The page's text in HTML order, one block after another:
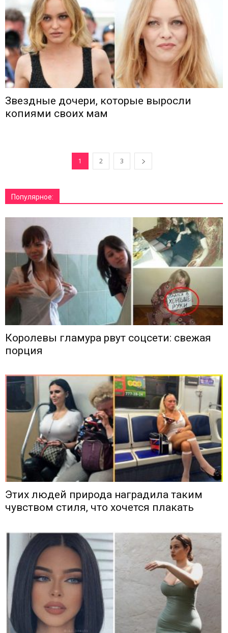
Звездные дочери, которые выросли
копиями своих мам
1 2 3
Популярное:
Королевы гламура рвут соцсети: свежая
порция
Этих людей природа наградила таким
чувством стиля, что хочется плакать